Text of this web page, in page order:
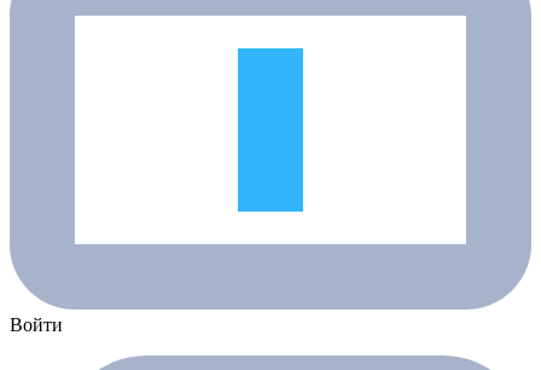
Войти